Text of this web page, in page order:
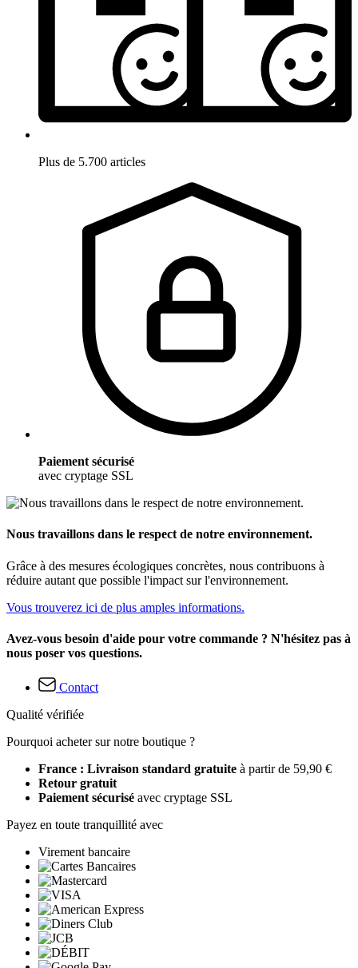
Plus de 5.700 articles
Paiement sécurisé
avec cryptage SSL
Nous travaillons dans le respect de notre environnement.
Grâce à des mesures écologiques concrètes, nous contribuons à
réduire autant que possible l'impact sur l'environnement.
Vous trouverez ici de plus amples informations.
Avez-vous besoin d'aide pour votre commande ? N'hésitez pas à
nous poser vos questions.
Contact
Qualité vérifiée
Pourquoi acheter sur notre boutique ?
France : Livraison standard gratuite à partir de 59,90 €
Retour gratuit
Paiement sécurisé avec cryptage SSL
Payez en toute tranquillité avec
Virement bancaire